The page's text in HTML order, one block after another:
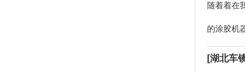
随着着在
的涂胶机
品生产过
[湖北车